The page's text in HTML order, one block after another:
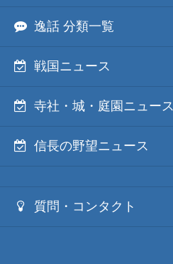
逸話 分類一覧
戦国ニュース
寺社・城・庭園ニュース
信長の野望ニュース
質問・コンタクト